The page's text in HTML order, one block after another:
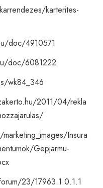
karterites-
doc/4910571
doc/6081222
wk84_346
2011/04/rekla
Insura
Gepjarmu-
23/17963.1.0.1.1